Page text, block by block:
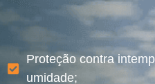
Proteção contra
umidade;